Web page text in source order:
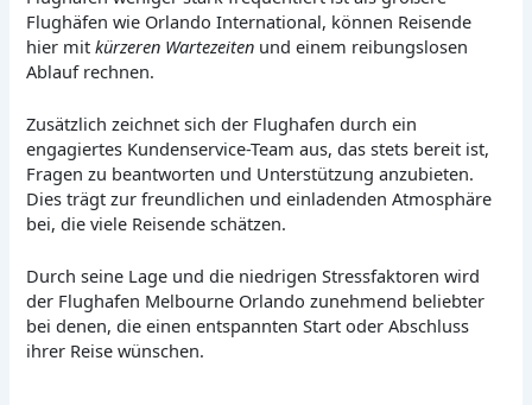
Flughäfen wie Orlando International, können Reisende
hier mitkürzeren Wartezeiten und einem reibungslosen
Ablauf rechnen.
Zusätzlich zeichnet sich der Flughafen durch ein
engagiertes Kundenservice-Team aus, das stets bereit ist,
Fragen zu beantworten und Unterstützung anzubieten.
Dies trägt zur freundlichen und einladenden Atmosphäre
bei, die viele Reisende schätzen.
Durch seine Lage und die niedrigen Stressfaktoren wird
der Flughafen Melbourne Orlando zunehmend beliebter
bei denen, die einen entspannten Start oder Abschluss
ihrer Reise wünschen.